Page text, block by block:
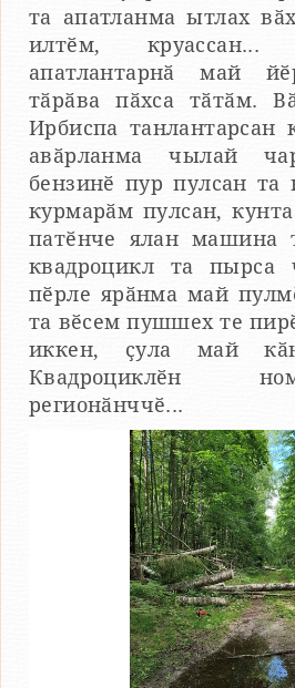
та апатланма ытлах
илтӗм,
апатлантарнӑ май
тӑрӑва пӑхса тӑтӑм.
Ирбиспа
авӑрланма чылай
бензинӗ пур пулсан та
курмарӑм пулсан,
патӗнче ялан машина
квадроцикл та пырса
пӗрле ярӑнма май
та вӗсем пушшех те
иккен, ҫула май
Квадроциклӗн
регионӑнччӗ...